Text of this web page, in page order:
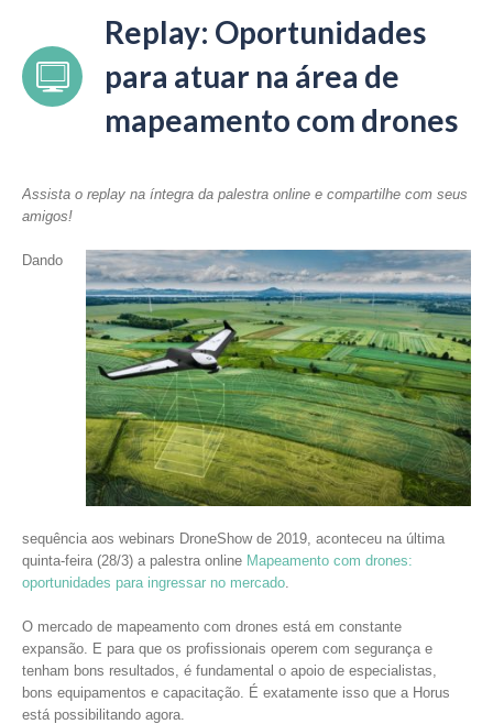
Replay: Oportunidades
para atuar na área de
mapeamento com drones
Assista o replay na íntegra da palestra online e compartilhe com seus
amigos!
Dando
sequência aos webinars DroneShow de 2019, aconteceu na última
quinta-feira (28/3) a palestra online Mapeamento com drones:
oportunidades para ingressar no mercado
O mercado de mapeamento com drones está em constante
expansão. E para que os profissionais operem com segurança e
tenham bons resultados, é fundamental o apoio de especialistas,
bons equipamentos e capacitação. É exatamente isso que a Horus
está possibilitando agora.